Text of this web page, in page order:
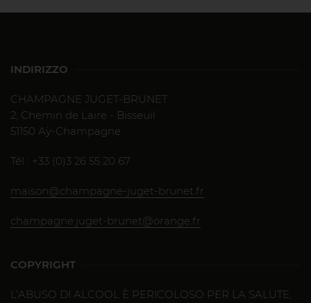
INDIRIZZO
CHAMPAGNE JUGET-BRUNET
2, Chemin de Laire - Bisseuil
51150 Aÿ-Champagne
Tél : +33 (0)3 26 55 20 67
maison@champagne-juget-brunet.fr
champagne.juget-brunet@orange.fr
COPYRIGHT
L’ABUSO DI ALCOOL È PERICOLOSO PER LA SALUTE,